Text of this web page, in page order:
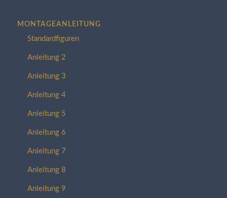
MONTAGEANLEITUNG
Standardfiguren
Anleitung 2
Anleitung 3
Anleitung 4
Anleitung 5
Anleitung 6
Anleitung 7
Anleitung 8
Anleitung 9